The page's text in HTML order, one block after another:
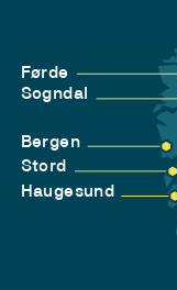
Førde
Sogndal
Bergen
Stord
Haugesund